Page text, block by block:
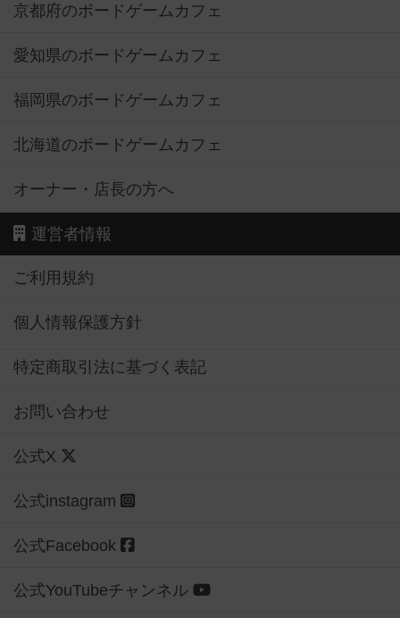
京都府のボードゲームカフェ
愛知県のボードゲームカフェ
福岡県のボードゲームカフェ
北海道のボードゲームカフェ
オーナー・店長の方へ
運営者情報
ご利用規約
個人情報保護方針
特定商取引法に基づく表記
お問い合わせ
公式X
公式instagram
公式Facebook
公式YouTubeチャンネル